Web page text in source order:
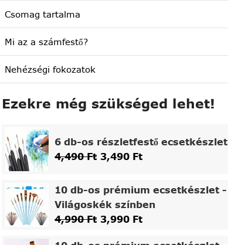
Csomag tartalma
Mi az a számfestő?
Nehézségi fokozatok
Ezekre még szükséged lehet!
6 db-os részletfestő ecsetkészlet
4,490Ft 3,490 Ft
10 db-os prémium ecsetkészlet -
Világoskék színben
4,990Ft 3,990 Ft